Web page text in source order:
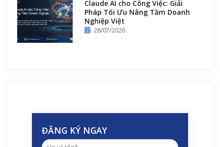
Claude AI cho Công Việc: Giải
Pháp Tối Ưu Nâng Tầm Doanh
Nghiệp Việt
28/07/2026
ĐĂNG KÝ NGAY